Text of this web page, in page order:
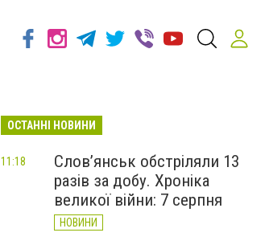
ОСТАННІ НОВИНИ
Слов’янськ обстріляли 13
разів за добу. Хроніка
великої війни: 7 серпня
НОВИНИ
11:18